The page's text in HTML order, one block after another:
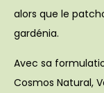
alors que le
gardénia.
Avec sa
Cosmos Natural,